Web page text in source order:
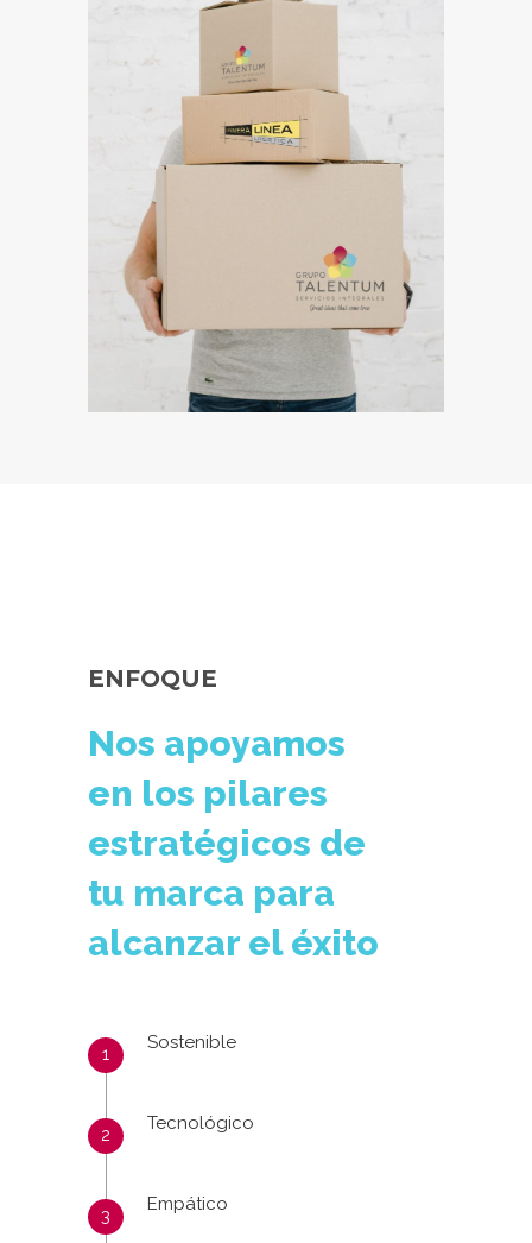
ENFOQUE
Nos apoyamos
en los pilares
estratégicos de
tu marca para
alcanzar el éxito
Sostenible
Tecnológico
Empático